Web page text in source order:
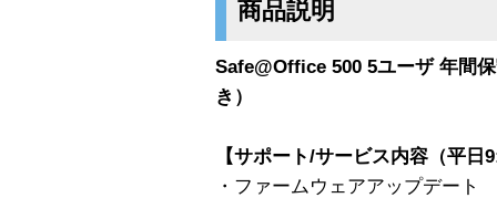
商品説明
Safe@Office 500 5ユーザ 年間
き）
【サポート/サービス内容（平日
・ファームウェアアップデート